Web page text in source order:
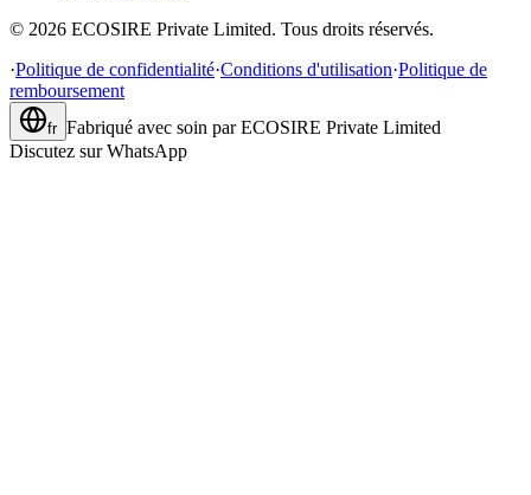
© 2026 ECOSIRE Private Limited. Tous droits réservés.
·Politique de confidentialité·Conditions d'utilisation·Politique de
remboursement
fr Fabriqué avec soin par ECOSIRE Private Limited
Discutez sur WhatsApp